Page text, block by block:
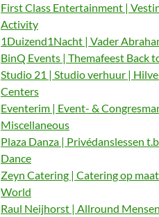
First Class Entertainment |
Activity
1Duizend1Nacht | Vader
BinQ Events | Themafeest Back
Studio 21 | Studio verhuur |
Centers
Eventerim | Event- &
Miscellaneous
Plaza Danza | Privédanslessen
Dance
Zeyn Catering | Catering op
World
Raul Neijhorst | Allround